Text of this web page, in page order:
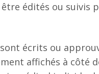
édités ou suivis
écrits ou
affichés à côté